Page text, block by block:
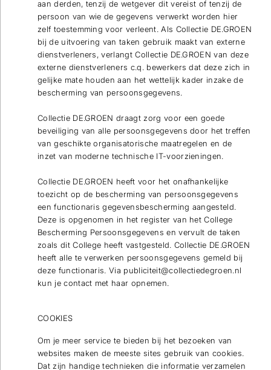
aan derden, tenzij de wetgever dit vereist of tenzij de
persoon van wie de gegevens verwerkt worden hier
zelf toestemming voor verleent. Als Collectie DE.GROEN
bij de uitvoering van taken gebruik maakt van externe
dienstverleners, verlangt Collectie DE.GROEN van deze
externe dienstverleners c.q. bewerkers dat deze zich in
gelijke mate houden aan het wettelijk kader inzake de
bescherming van persoonsgegevens.
Collectie DE.GROEN draagt zorg voor een goede
beveiliging van alle persoonsgegevens door het treffen
van geschikte organisatorische maatregelen en de
inzet van moderne technische IT-voorzieningen.
Collectie DE.GROEN heeft voor het onafhankelijke
toezicht op de bescherming van persoonsgegevens
een functionaris gegevensbescherming aangesteld.
Deze is opgenomen in het register van het College
Bescherming Persoonsgegevens en vervult de taken
zoals dit College heeft vastgesteld. Collectie DE.GROEN
heeft alle te verwerken persoonsgegevens gemeld bij
deze functionaris. Via publiciteit@collectiedegroen.nl
kun je contact met haar opnemen.
COOKIES
Om je meer service te bieden bij het bezoeken van
websites maken de meeste sites gebruik van cookies.
Dat zijn handige technieken die informatie verzamelen